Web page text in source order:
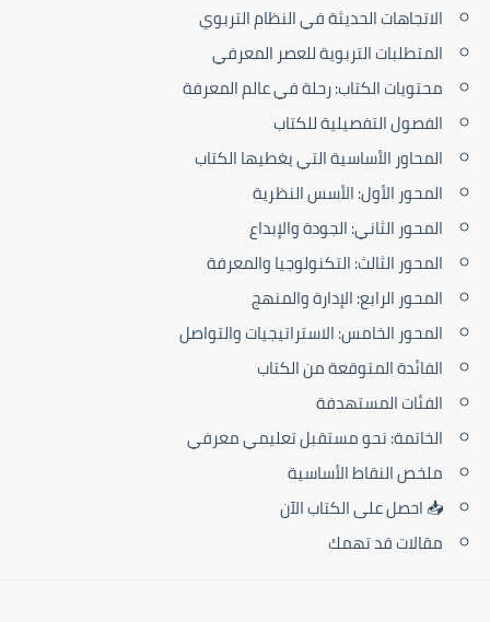
الاتجاهات الحديثة في النظام التربوي
المتطلبات التربوية للعصر المعرفي
محتويات الكتاب: رحلة في عالم المعرفة
الفصول التفصيلية للكتاب
المحاور الأساسية التي يغطيها الكتاب
المحور الأول: الأسس النظرية
المحور الثاني: الجودة والإبداع
المحور الثالث: التكنولوجيا والمعرفة
المحور الرابع: الإدارة والمنهج
المحور الخامس: الاستراتيجيات والتواصل
الفائدة المتوقعة من الكتاب
الفئات المستهدفة
الخاتمة: نحو مستقبل تعليمي معرفي
ملخص النقاط الأساسية
📥 احصل على الكتاب الآن
مقالات قد تهمك